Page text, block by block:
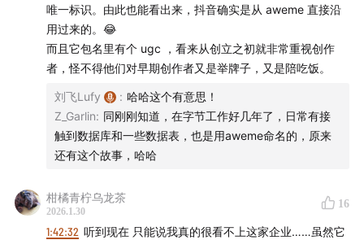
唯一标识。由此也能看出来，抖音确实是从 aweme 直接沿
用过来的。😂
而且它包名里有个 ugc ，看来从创立之初就非常重视创作
者，怪不得他们对早期创作者又是举牌子，又是陪吃饭。
刘飞Lufy : 哈哈这个有意思！
Z_Garlin: 同刚刚知道，在字节工作好几年了，日常有接
触到数据库和一些数据表，也是用aweme命名的，原来
还有这个故事，哈哈
柑橘青柠乌龙茶
2026.1.30
16
1:42:32 听到现在 只能说我真的很看不上这家企业……虽然它